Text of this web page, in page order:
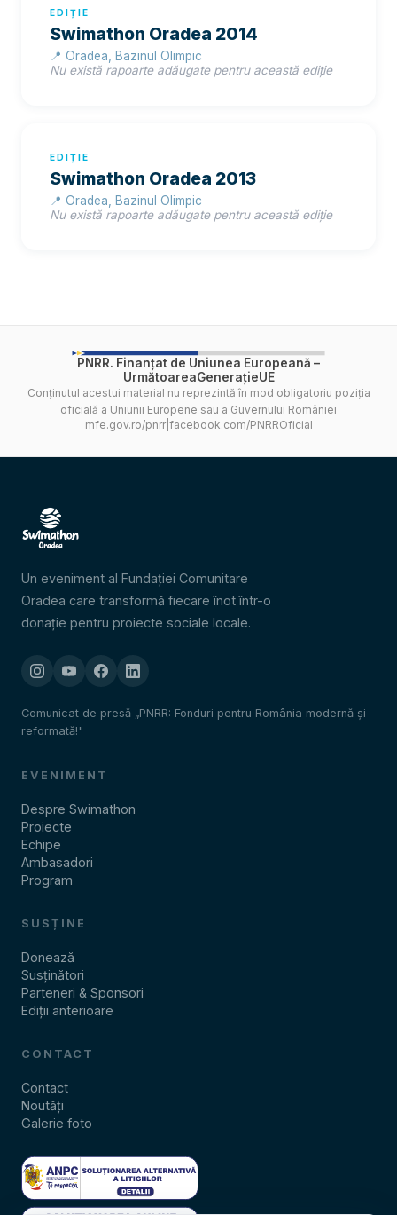
EDIȚIE
Swimathon Oradea 2014
📍 Oradea, Bazinul Olimpic
Nu există rapoarte adăugate pentru această ediție
EDIȚIE
Swimathon Oradea 2013
📍 Oradea, Bazinul Olimpic
Nu există rapoarte adăugate pentru această ediție
PNRR. Finanțat de Uniunea Europeană –
UrmătoareaGenerațieUE
Conținutul acestui material nu reprezintă în mod obligatoriu poziția
oficială a Uniunii Europene sau a Guvernului României
mfe.gov.ro/pnrr| facebook.com/PNRROficial
Un eveniment al Fundației Comunitare
Oradea care transformă fiecare înot într-o
donație pentru proiecte sociale locale.
Comunicat de presă „PNRR: Fonduri pentru România modernă și
reformată!"
EVENIMENT
Despre Swimathon
Proiecte
Echipe
Ambasadori
Program
SUSȚINE
Donează
Susținători
Parteneri & Sponsori
Ediții anterioare
CONTACT
Contact
Noutăți
Galerie foto